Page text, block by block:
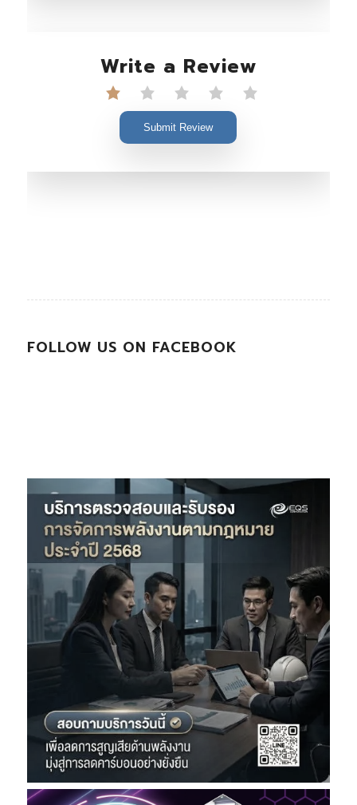
Write a Review
Submit Review
FOLLOW US ON FACEBOOK